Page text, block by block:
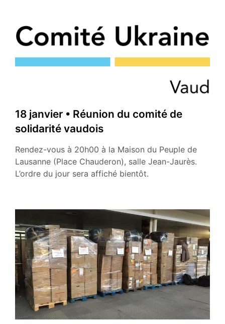
18 janvier • Réunion du comité de
solidarité vaudois
Rendez-vous à 20h00 à la Maison du Peuple de
Lausanne (Place Chauderon), salle Jean-Jaurès.
L’ordre du jour sera affiché bientôt.